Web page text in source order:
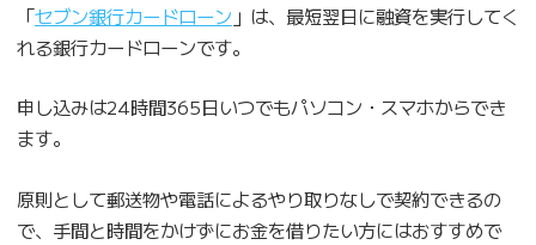
「セブン銀行カードローン 」は、最短翌日に融資を実行してく
れる銀行カードローンです。
申し込みは24時間365日いつでもパソコン・スマホからでき
ます。
原則として郵送物や電話によるやり取りなしで契約できるの
で、手間と時間をかけずにお金を借りたい方にはおすすめで